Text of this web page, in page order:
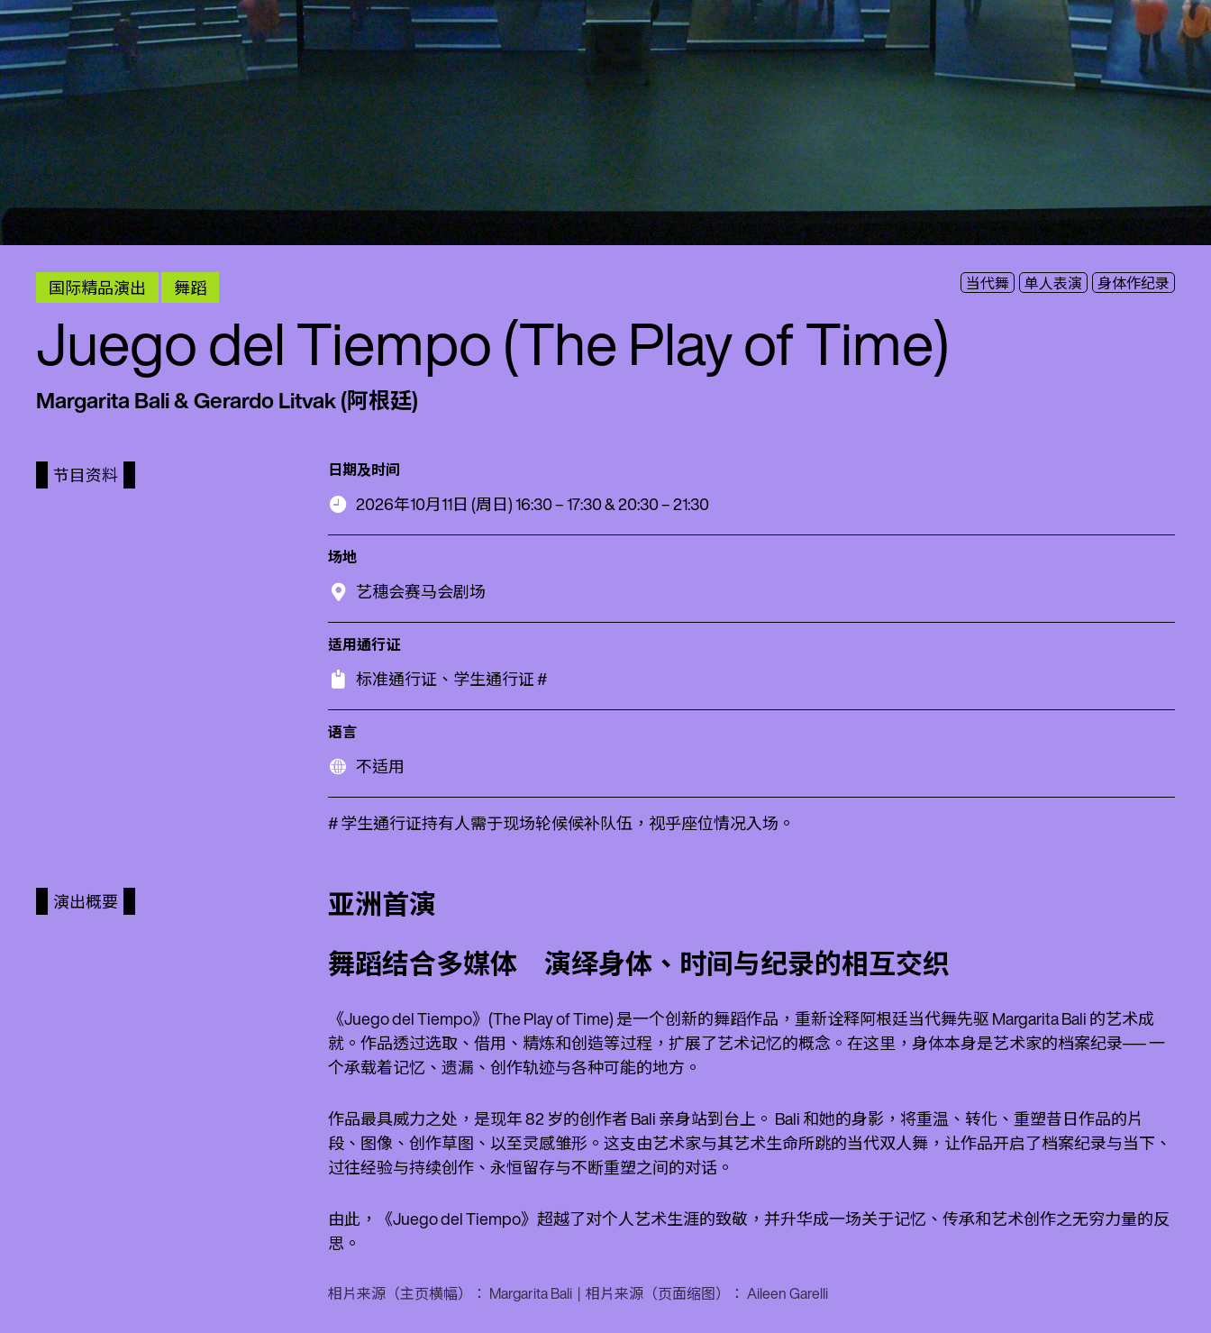
国际精品演出 舞蹈 当代舞 单人表演 身体作纪录
Juego del Tiempo (The Play of Time)
Margarita Bali & Gerardo Litvak (阿根廷)
节目资料 日期及时间
2026年10月11日 (周日) 16:30 – 17:30 & 20:30 – 21:30
场地
艺穗会赛马会剧场
适用通行证
标准通行证、学生通行证 #
语言
不适用
# 学生通行证持有人需于现场轮候候补队伍，视乎座位情况入场。
演出概要
亚洲首演
舞蹈结合多媒体 演绎身体、时间与纪录的相互交织
《Juego del Tiempo》(The Play of Time) 是一个创新的舞蹈作品，重新诠释阿根廷当代舞先驱 Margarita Bali 的艺术成
就。作品透过选取、借用、精炼和创造等过程，扩展了艺术记忆的概念。在这里，身体本身是艺术家的档案纪录── 一
个承载着记忆、遗漏、创作轨迹与各种可能的地方。
作品最具威力之处，是现年 82 岁的创作者 Bali 亲身站到台上。 Bali 和她的身影，将重温、转化、重塑昔日作品的片
段、图像、创作草图、以至灵感雏形。这支由艺术家与其艺术生命所跳的当代双人舞，让作品开启了档案纪录与当下、
过往经验与持续创作、永恒留存与不断重塑之间的对话。
由此，《Juego del Tiempo》超越了对个人艺术生涯的致敬，并升华成一场关于记忆、传承和艺术创作之无穷力量的反
思。
相片来源（主页横幅）： Margarita Bali | 相片来源（页面缩图）： Aileen Garelli